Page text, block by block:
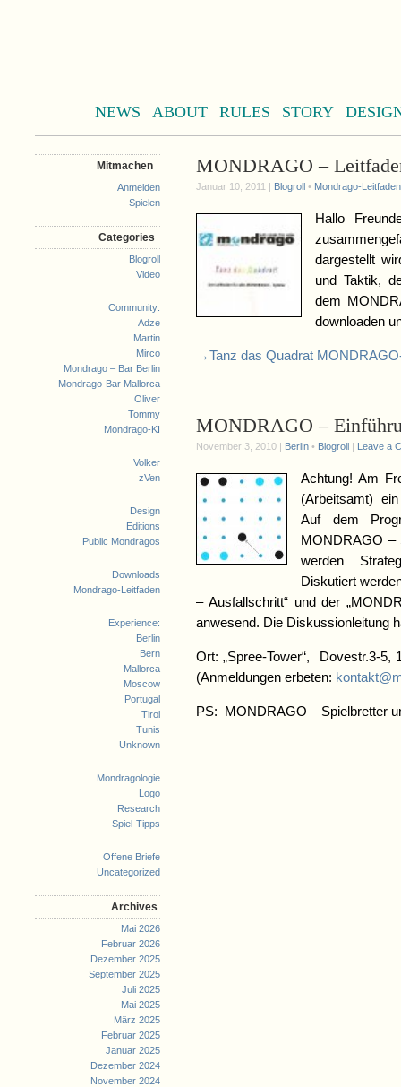
NEWS ABOUT RULES STORY
Mitmachen
Anmelden
Spielen
Categories
Blogroll
Video
Community:
Adze
Martin
Mirco
Mondrago – Bar Berlin
Mondrago-Bar Mallorca
Oliver
Tommy
Mondrago-KI
Volker
zVen
Design
Editions
Public Mondragos
Downloads
Mondrago-Leitfaden
Experience:
Berlin
Bern
Mallorca
Moscow
Portugal
Tirol
Tunis
Unknown
Mondragologie
Logo
Research
Spiel-Tipps
Offene Briefe
Uncategorized
Archives
Mai 2026
Februar 2026
Dezember 2025
September 2025
Juli 2025
Mai 2025
März 2025
Februar 2025
Januar 2025
Dezember 2024
November 2024
MONDRAGO –
Januar 10, 2011 | Blogroll • Mondrago-Leitfaden
Hallo
dargestellt
und Taktik,
dem
downloaden
→Tanz das Quadrat
MONDRAGO –
November 3, 2010 | Berlin • Blogroll | Leave a
Achtung! Am
(Arbeitsamt)
Auf dem
MONDRAGO –
werden
Diskutiert
– Ausfallschritt“ und der
anwesend. Die Diskussionleitung
Ort: „Spree-Tower“, Dovestr.3-5,
(Anmeldungen erbeten:
PS: MONDRAGO – Spielbretter